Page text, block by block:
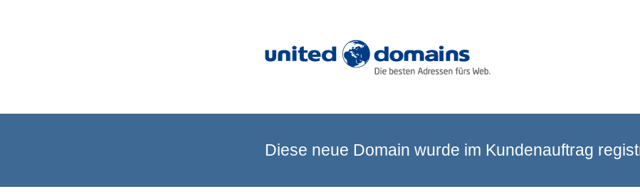
Diese neue Domain wurde im Kundenauftrag